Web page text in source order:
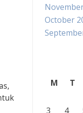
October
M
T
3
4